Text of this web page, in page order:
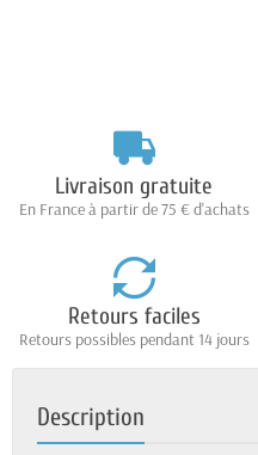
Livraison gratuite
En France à partir de 75 € d'achats
Retours faciles
Retours possibles pendant 14 jours
Description